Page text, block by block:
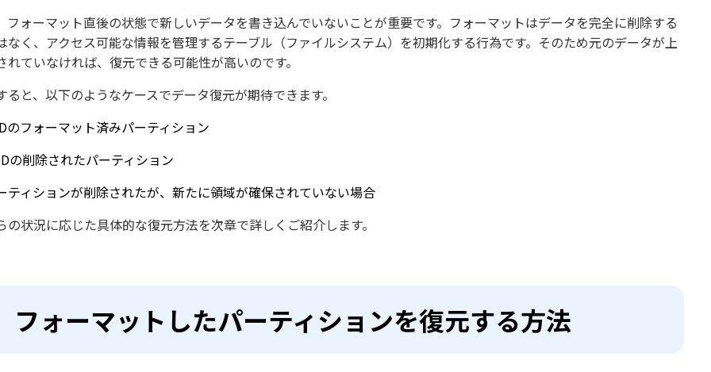
フォーマット直後の状態で新しいデータを書き込んでいないことが重要です。フォーマットはデータを完全に削除する
なく、アクセス可能な情報を管理するテーブル（ファイルシステム）を初期化する行為です。そのため元のデータが上
れていなければ、復元できる可能性が高いのです。
ると、以下のようなケースでデータ復元が期待できます。
のフォーマット済みパーティション
の削除されたパーティション
ティションが削除されたが、新たに領域が確保されていない場合
の状況に応じた具体的な復元方法を次章で詳しくご紹介します。
フォーマットしたパーティションを復元する方法